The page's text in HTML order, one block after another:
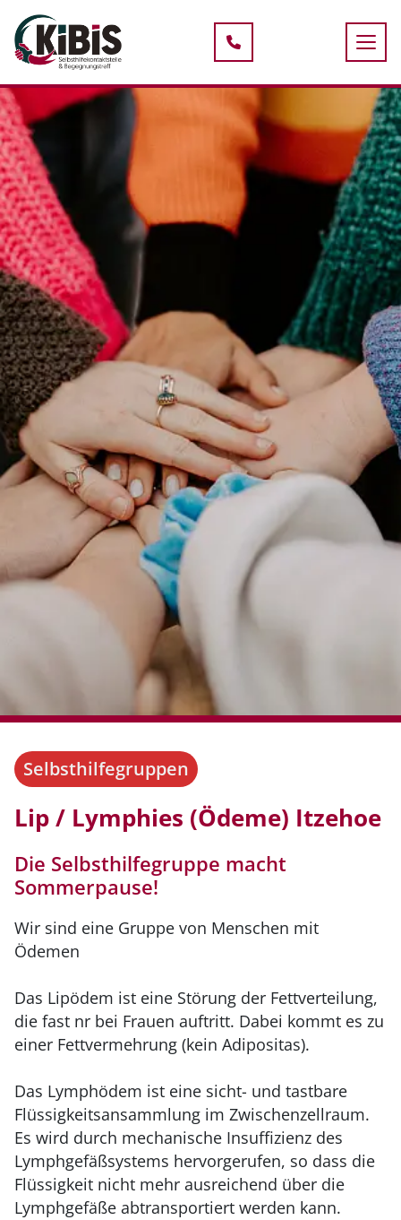
Selbsthilfegruppen
Lip / Lymphies (Ödeme) Itzehoe
Die Selbsthilfegruppe macht
Sommerpause!
Wir sind eine Gruppe von Menschen mit
Ödemen
Das Lipödem ist eine Störung der Fettverteilung,
die fast nr bei Frauen auftritt. Dabei kommt es zu
einer Fettvermehrung (kein Adipositas).
Das Lymphödem ist eine sicht- und tastbare
Flüssigkeitsansammlung im Zwischenzellraum.
Es wird durch mechanische Insuffizienz des
Lymphgefäßsystems hervorgerufen, so dass die
Flüssigkeit nicht mehr ausreichend über die
Lymphgefäße abtransportiert werden kann.